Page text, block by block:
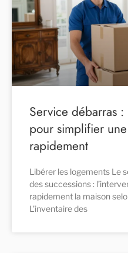
Service débarras
pour simplifier
rapidement
Libérer les logements Le
des successions :
rapidement la maison
L’inventaire des